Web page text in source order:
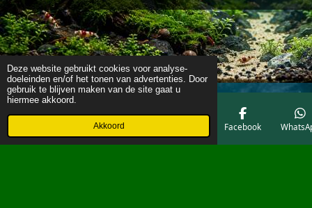
Deze website gebruikt cookies voor analyse-
doeleinden en/of het tonen van advertenties. Door
gebruik te blijven maken van de site gaat u
hiermee akkoord.
Akkoord
Telefoonnummer Facebook